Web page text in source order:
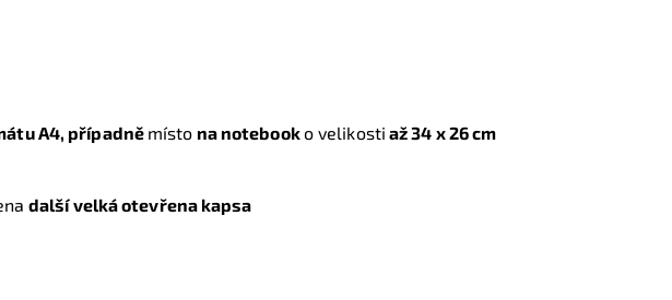
A4, případně místo na notebooko velikosti až 34 x 26 cm
další velká otevřena kapsa